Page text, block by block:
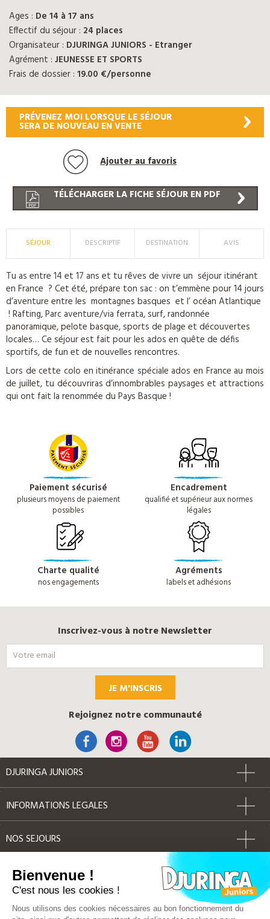
Ages : De 14 à 17 ans
Effectif du séjour : 24 places
Organisateur : DJURINGA JUNIORS - Etranger
Agrément : JEUNESSE ET SPORTS
Frais de dossier : 19.00 €/personne
PRÉVENEZ MOI LORSQUE LE SÉJOUR
SERA DE NOUVEAU EN VENTE
Ajouter au favoris
TÉLÉCHARGER LA FICHE SÉJOUR EN PDF
SÉJOUR DESCRIPTIF DESTINATION AVIS
Tu as entre 14 et 17 ans et tu rêves de vivre un séjour itinérant
en France ? Cet été, prépare ton sac : on t’emmène pour 14 jours
d’aventure entre les montagnes basques et l’ océan Atlantique
! Rafting, Parc aventure/via ferrata, surf, randonnée
panoramique, pelote basque, sports de plage et découvertes
locales… Ce séjour est fait pour les ados en quête de défis
sportifs, de fun et de nouvelles rencontres.
Lors de cette colo en itinérance spéciale ados en France au mois
de juillet, tu découvriras d’innombrables paysages et attractions
qui ont fait la renommée du Pays Basque !
Paiement sécurisé
plusieurs moyens de paiement
possibles
Encadrement
qualifié et supérieur aux normes
légales
Charte qualité
nos engagements
Agréments
labels et adhésions
Inscrivez-vous à notre Newsletter
JE M'INSCRIS
Rejoignez notre communauté
DJURINGA JUNIORS
INFORMATIONS LEGALES
NOS SEJOURS
AUTRES
Label Qualité
Bienvenue !
C'est nous les cookies !
Nous utilisons des cookies nécessaires au bon fonctionnement du